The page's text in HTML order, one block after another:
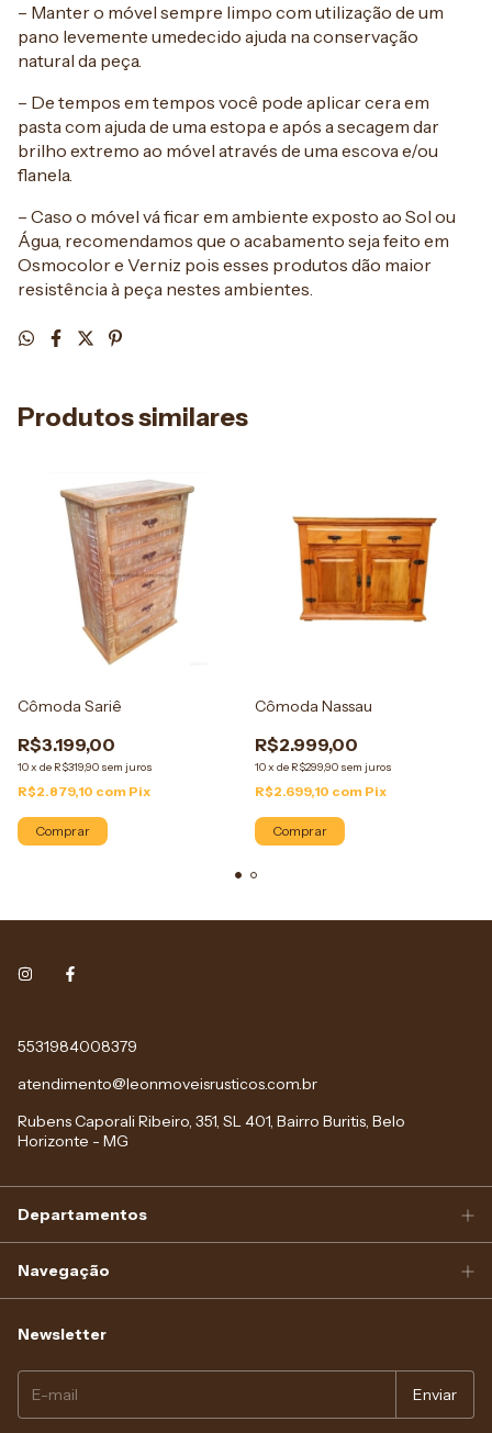
– Manter o móvel sempre limpo com utilização de um
pano levemente umedecido ajuda na conservação
natural da peça.
– De tempos em tempos você pode aplicar cera em
pasta com ajuda de uma estopa e após a secagem dar
brilho extremo ao móvel através de uma escova e/ou
flanela.
– Caso o móvel vá ficar em ambiente exposto ao Sol ou
Água, recomendamos que o acabamento seja feito em
Osmocolor e Verniz pois esses produtos dão maior
resistência à peça nestes ambientes.
Produtos similares
Cômoda Sariê
R$3.199,00
10x de R$319,90 sem juros
R$2.879,10 com Pix
Comprar
Cômoda Nassau
R$2.999,00
10x de R$299,90 sem juros
R$2.699,10 com Pix
Comprar
5531984008379
atendimento@leonmoveisrusticos.com.br
Rubens Caporali Ribeiro, 351, SL 401, Bairro Buritis, Belo
Horizonte - MG
Departamentos
Navegação
Newsletter